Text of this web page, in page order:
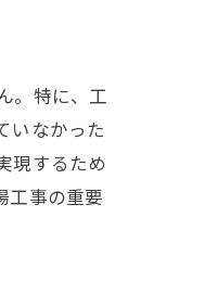
。特に、工
いなかった
現するため
工事の重要